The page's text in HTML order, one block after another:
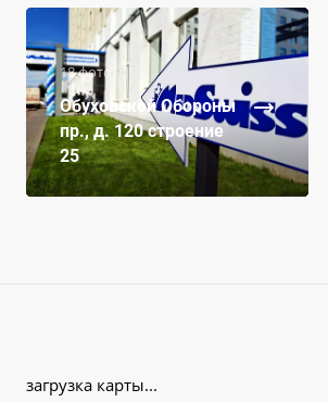
18 фото
Обуховской Обороны
пр., д. 120 строение
25
загрузка карты...